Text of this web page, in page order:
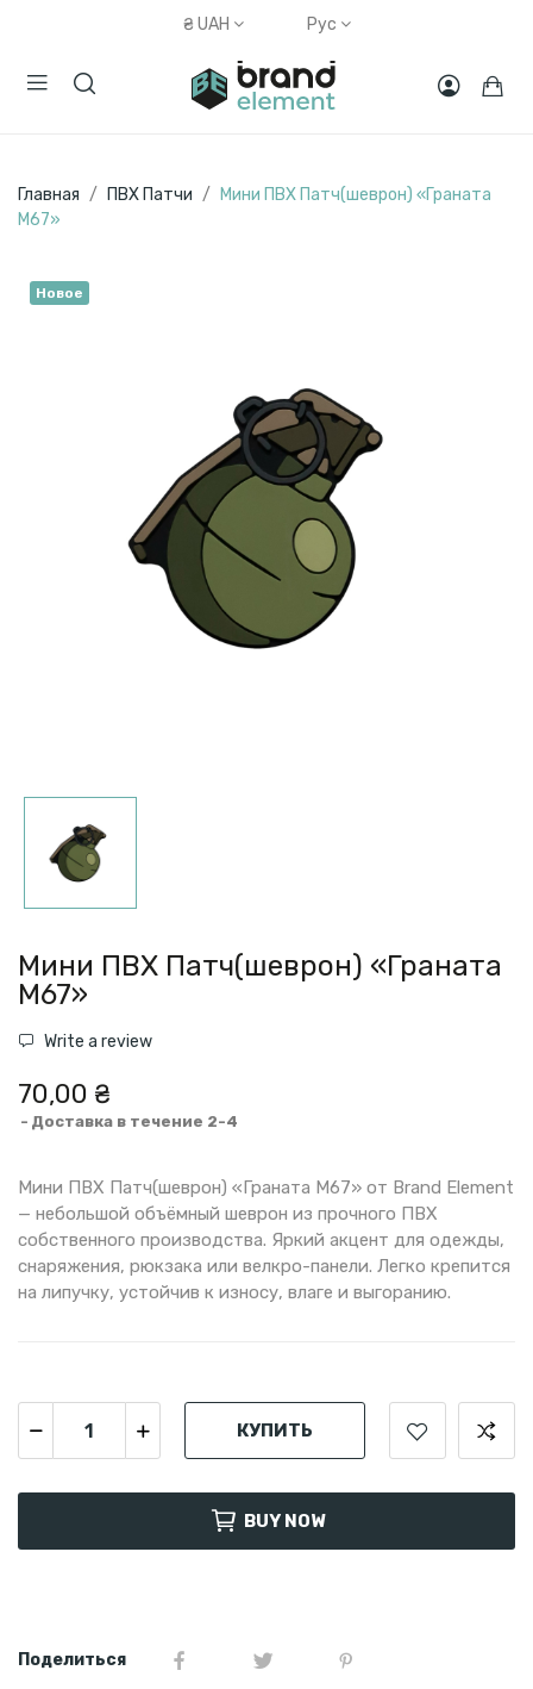
₴ UAH Рус
Главная ПВХ Патчи
Мини ПВХ Патч(шеврон) «Граната
M67»
Новое
Мини ПВХ Патч(шеврон) «Граната
M67»
Write a review
70,00 ₴
Доставка в течение 2-4
Мини ПВХ Патч(шеврон) «Граната M67» от Brand Element
— небольшой объёмный шеврон из прочного ПВХ
собственного производства. Яркий акцент для одежды,
снаряжения, рюкзака или велкро-панели. Легко крепится
на липучку, устойчив к износу, влаге и выгоранию.
КУПИТЬ
BUY NOW
Поделиться